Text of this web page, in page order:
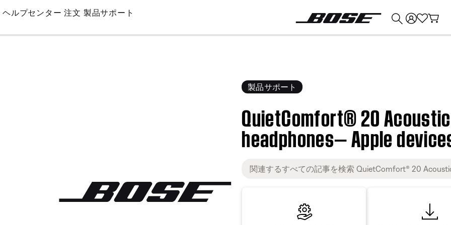
Skip
Main
ヘルプセンター 注文 製品サポート
製品サポート
QuietComfort® 20
headphones— Apple